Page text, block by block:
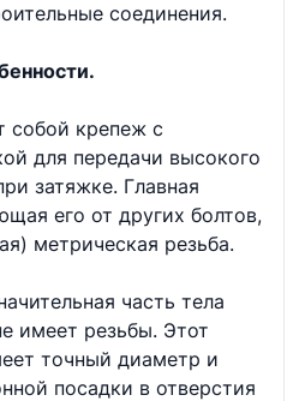
соединения.
собой крепеж с
для передачи высокого
затяжке. Главная
его от других болтов,
метрическая резьба.
часть тела
имеет резьбы. Этот
точный диаметр и
посадки в отверстия